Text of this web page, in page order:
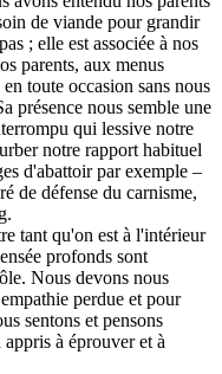
de viande pour grandir
; elle est associée à nos
parents, aux menus
toute occasion sans nous
présence nous semble une
qui lessive notre
notre rapport habituel
d'abattoir par exemple –
de défense du carnisme,
tant qu'on est à l'intérieur
profonds sont
Nous devons nous
perdue et pour
sentons et pensons
à éprouver et à